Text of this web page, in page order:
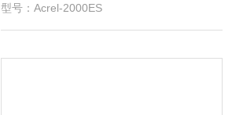
型号：Acrel-2000ES